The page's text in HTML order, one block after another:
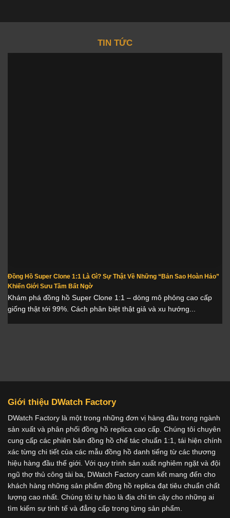
TIN TỨC
Đồng Hồ Super Clone 1:1 Là Gì? Sự Thật Về Những “Bản Sao Hoàn Hảo”
Khiến Giới Sưu Tầm Bất Ngờ
Khám phá đồng hồ Super Clone 1:1 – dòng mô phỏng cao cấp
giống thật tới 99%. Cách phân biệt thật giả và xu hướng...
Giới thiệu DWatch Factory
DWatch Factory là một trong những đơn vị hàng đầu trong ngành
sản xuất và phân phối đồng hồ replica cao cấp. Chúng tôi chuyên
cung cấp các phiên bản đồng hồ chế tác chuẩn 1:1, tái hiện chính
xác từng chi tiết của các mẫu đồng hồ danh tiếng từ các thương
hiệu hàng đầu thế giới. Với quy trình sản xuất nghiêm ngặt và đội
ngũ thợ thủ công tài ba, DWatch Factory cam kết mang đến cho
khách hàng những sản phẩm đồng hồ replica đạt tiêu chuẩn chất
lượng cao nhất. Chúng tôi tự hào là địa chỉ tin cậy cho những ai
tìm kiếm sự tinh tế và đẳng cấp trong từng sản phẩm.